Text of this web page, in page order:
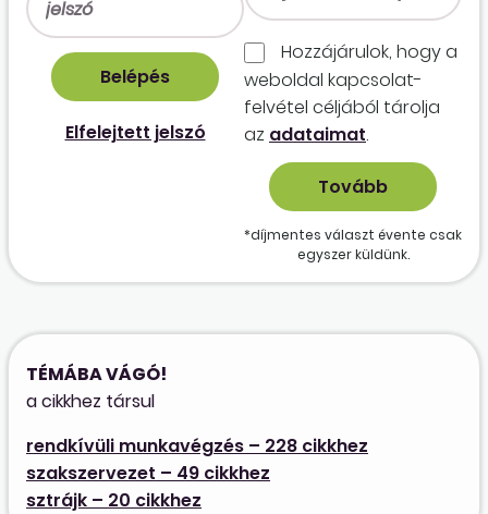
Elfelejtett jelszó
Hozzájárulok, hogy a
weboldal kapcso­lat­
felvétel céljából tárolja
az adataimat.
*díjmentes választ évente csak
egyszer küldünk.
TÉMÁBA VÁGÓ!
a cikkhez társul
rendkívüli munkavégzés – 228 cikkhez
szakszervezet – 49 cikkhez
sztrájk – 20 cikkhez